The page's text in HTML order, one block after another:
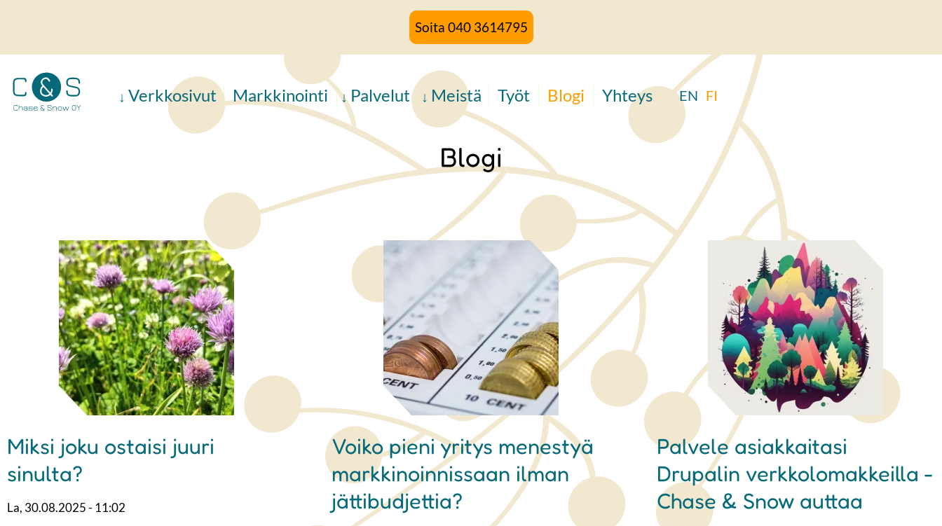
Soita 040 3614795
Verkkosivut Markkinointi Palvelut Meistä Työt Blogi Yhteys EN FI
Blogi
Miksi joku ostaisi juuri
sinulta?
La, 30.08.2025 - 11:02
Voiko pieni yritys menestyä
markkinoinnissaan ilman
jättibudjettia?
Palvele asiakkaitasi
Drupalin verkkolomakkeilla -
Chase & Snow auttaa